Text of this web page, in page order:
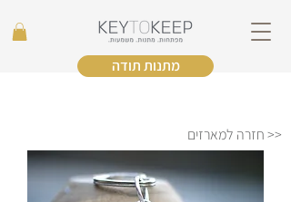
מתנות תודה
<< חזרה למארזים